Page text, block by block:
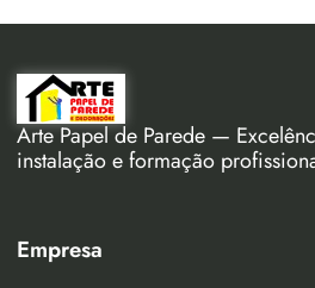
Arte Papel de Parede —
instalação e formação
Empresa